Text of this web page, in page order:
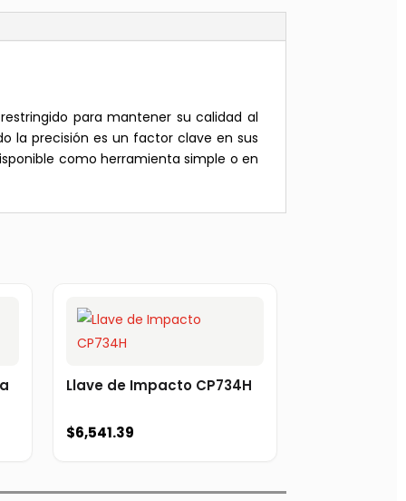
para mantener su calidad al
la precisión es un factor clave en sus
como herramienta simple o en
Llave de Impacto CP734H
$6,541.39